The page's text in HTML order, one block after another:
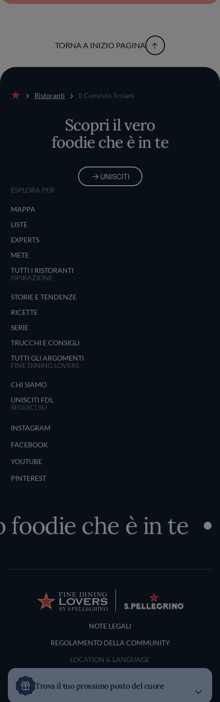
TORNA A INIZIO PAGINA
Ristoranti Il Convivio Troiani
Scopri il vero
foodie che è in te
UNISCITI
ESPLORA PER
MAPPA
LISTE
EXPERTS
METE
TUTTI I RISTORANTI
ISPIRAZIONE
STORIE E TENDENZE
RICETTE
SERIE
TRUCCHI E CONSIGLI
TUTTI GLI ARGOMENTI
FINE DINING LOVERS
CHI SIAMO
UNISCITI FDL
SEGUICI SU
INSTAGRAM
FACEBOOK
YOUTUBE
PINTEREST
che è in te
Terms and Conditions
NOTE LEGALI
REGOLAMENTO DELLA COMMUNITY
LOCATION & LANGUAGE
Trova il tuo prossimo posto del cuore